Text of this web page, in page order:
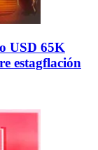
USD 65K
estagflación